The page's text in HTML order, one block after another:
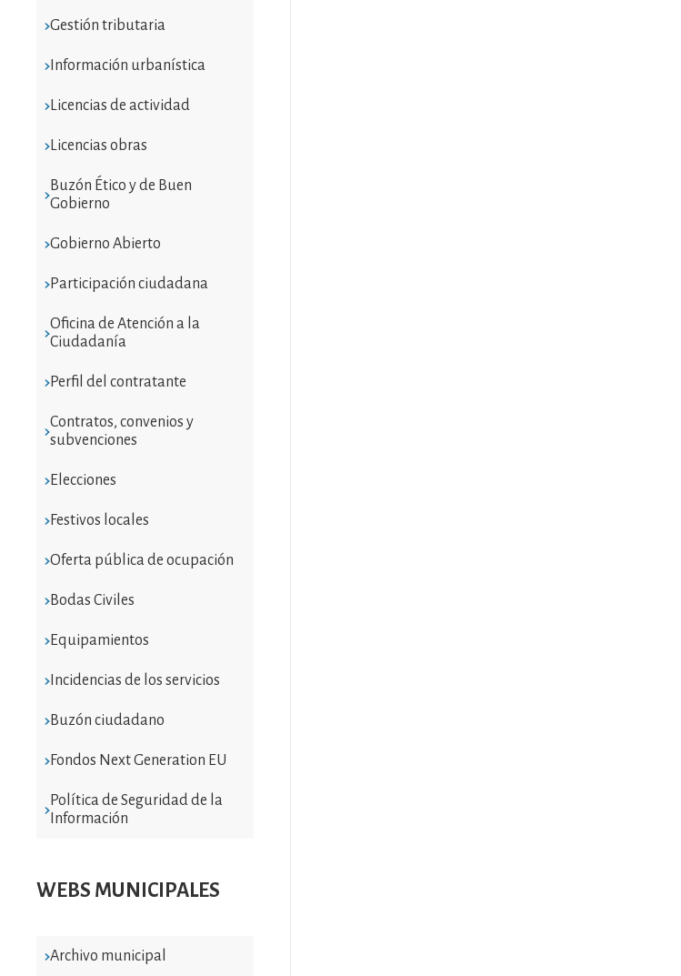
Gestión tributaria
Información urbanística
Licencias de actividad
Licencias obras
Buzón Ético y de Buen
Gobierno
Gobierno Abierto
Participación ciudadana
Oficina de Atención a la
Ciudadanía
Perfil del contratante
Contratos, convenios y
subvenciones
Elecciones
Festivos locales
Oferta pública de ocupación
Bodas Civiles
Equipamientos
Incidencias de los servicios
Buzón ciudadano
Fondos Next Generation EU
Política de Seguridad de la
Información
WEBS MUNICIPALES
Archivo municipal